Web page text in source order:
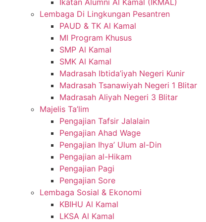
Ikatan Alumni Al Kamal (IKMAL)
Lembaga Di Lingkungan Pesantren
PAUD & TK Al Kamal
MI Program Khusus
SMP Al Kamal
SMK Al Kamal
Madrasah Ibtida’iyah Negeri Kunir
Madrasah Tsanawiyah Negeri 1 Blitar
Madrasah Aliyah Negeri 3 Blitar
Majelis Ta’lim
Pengajian Tafsir Jalalain
Pengajian Ahad Wage
Pengajian Ihya’ Ulum al-Din
Pengajian al-Hikam
Pengajian Pagi
Pengajian Sore
Lembaga Sosial & Ekonomi
KBIHU Al Kamal
LKSA Al Kamal